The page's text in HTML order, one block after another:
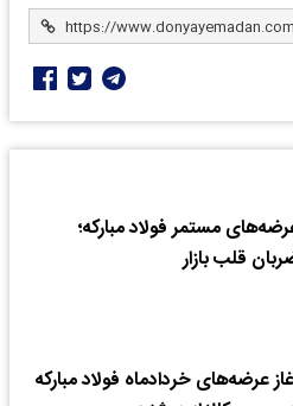
مستمر فولاد مبارکه؛
قلب بازار
عرضه‌های خردادماه فولاد مبارکه